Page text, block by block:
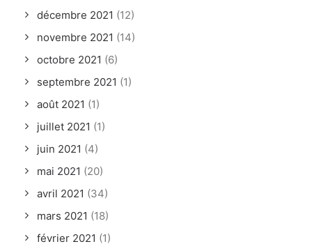
décembre 2021 (12)
novembre 2021 (14)
octobre 2021 (6)
septembre 2021 (1)
août 2021 (1)
juillet 2021 (1)
juin 2021 (4)
mai 2021 (20)
avril 2021 (34)
mars 2021 (18)
février 2021 (1)